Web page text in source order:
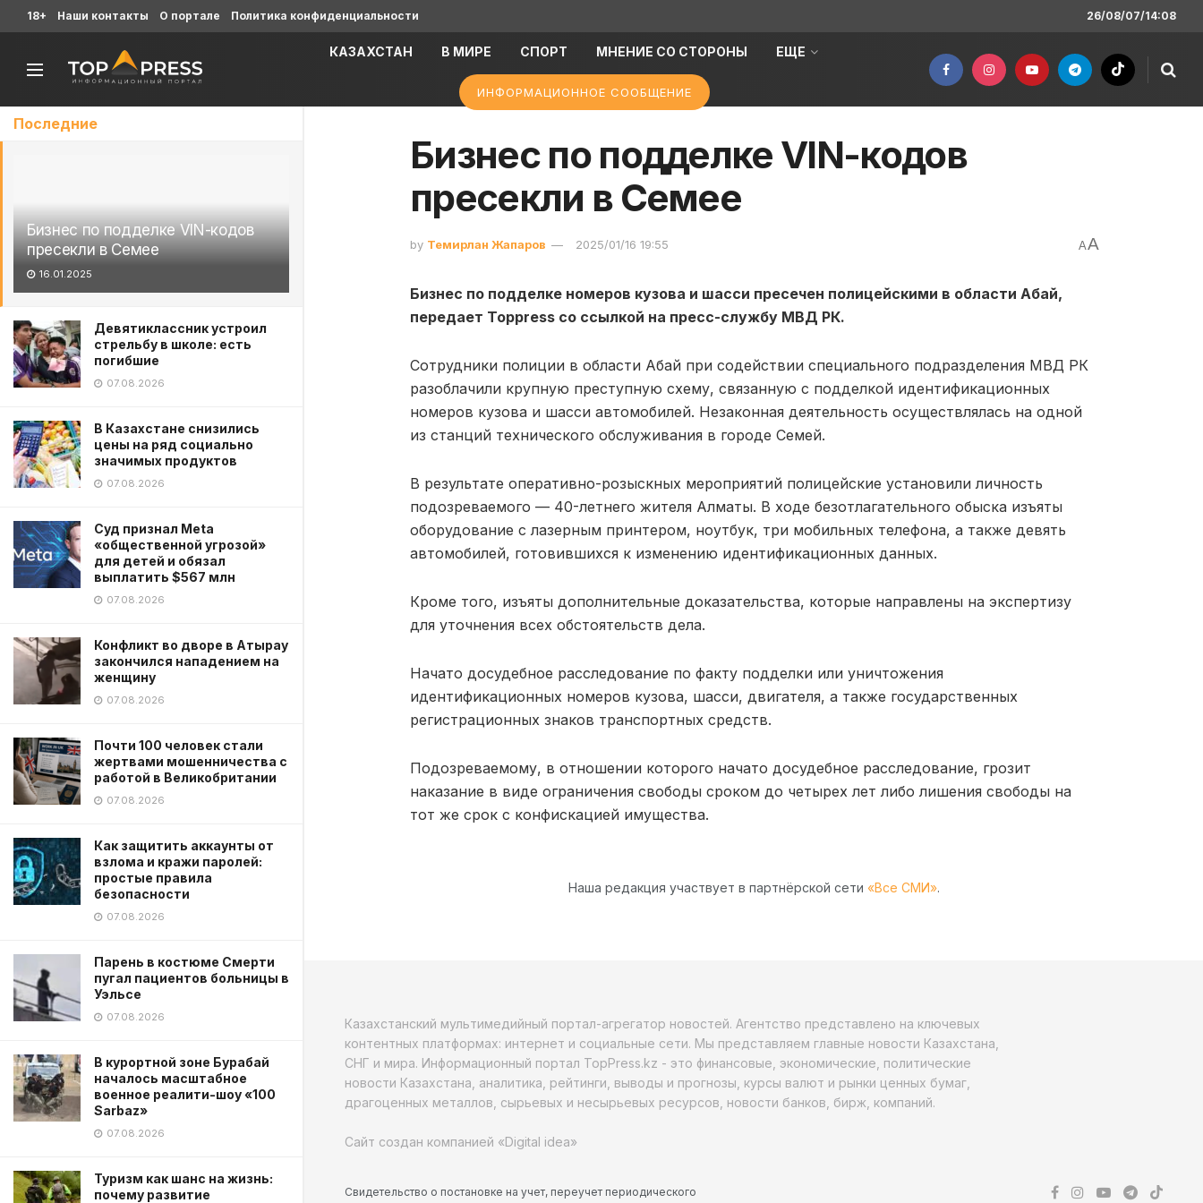
Последние
Бизнес по подделке VIN-кодов
пресекли в Семее
16.01.2025
Девятиклассник устроил
стрельбу в школе: есть
погибшие
07.08.2026
В Казахстане снизились
цены на ряд социально
значимых продуктов
07.08.2026
Суд признал Meta
«общественной угрозой»
для детей и обязал
выплатить $567 млн
07.08.2026
Конфликт во дворе в Атырау
закончился нападением на
женщину
07.08.2026
Почти 100 человек стали
жертвами мошенничества с
работой в Великобритании
07.08.2026
Как защитить аккаунты от
взлома и кражи паролей:
простые правила
безопасности
07.08.2026
Парень в костюме Смерти
пугал пациентов больницы в
Уэльсе
07.08.2026
В курортной зоне Бурабай
началось масштабное
военное реалити-шоу «100
Sarbaz»
07.08.2026
Туризм как шанс на жизнь:
почему развитие
18+ Наши контакты О портале Политика конфиденциальности 26/08/07/14:08
КАЗАХСТАН В МИРЕ СПОРТ МНЕНИЕ СО СТОРОНЫ ЕЩЕ
ИНФОРМАЦИОННОЕ СООБЩЕНИЕ
Бизнес по подделке VIN-кодов
пресекли в Семее
by Темирлан Жапаров 2025/01/16 19:55 AA
Бизнес по подделке номеров кузова и шасси пресечен полицейскими в области Абай,
передает Toppress со ссылкой на пресс-службу МВД РК.
Сотрудники полиции в области Абай при содействии специального подразделения МВД РК
разоблачили крупную преступную схему, связанную с подделкой идентификационных
номеров кузова и шасси автомобилей. Незаконная деятельность осуществлялась на одной
из станций технического обслуживания в городе Семей.
В результате оперативно-розыскных мероприятий полицейские установили личность
подозреваемого — 40-летнего жителя Алматы. В ходе безотлагательного обыска изъяты
оборудование с лазерным принтером, ноутбук, три мобильных телефона, а также девять
автомобилей, готовившихся к изменению идентификационных данных.
Кроме того, изъяты дополнительные доказательства, которые направлены на экспертизу
для уточнения всех обстоятельств дела.
Начато досудебное расследование по факту подделки или уничтожения
идентификационных номеров кузова, шасси, двигателя, а также государственных
регистрационных знаков транспортных средств.
Подозреваемому, в отношении которого начато досудебное расследование, грозит
наказание в виде ограничения свободы сроком до четырех лет либо лишения свободы на
тот же срок с конфискацией имущества.
Наша редакция участвует в партнёрской сети «Все СМИ».
Казахстанский мультимедийный портал-агрегатор новостей. Агентство представлено на ключевых
контентных платформах: интернет и социальные сети. Мы представляем главные новости Казахстана,
СНГ и мира. Информационный портал TopPress.kz - это финансовые, экономические, политические
новости Казахстана, аналитика, рейтинги, выводы и прогнозы, курсы валют и рынки ценных бумаг,
драгоценных металлов, сырьевых и несырьевых ресурсов, новости банков, бирж, компаний.
Сайт создан компанией «Digital idea»
Свидетельство о постановке на учет, переучет периодического